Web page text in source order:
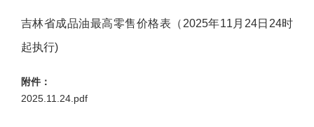
吉林省成品油最高零售价格表（2025年11月24日24时
起执行)
附件：
2025.11.24.pdf